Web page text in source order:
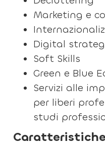
Marketing e
Digital
Soft Skills
Green e Blue
Servizi alle
per liberi
studi